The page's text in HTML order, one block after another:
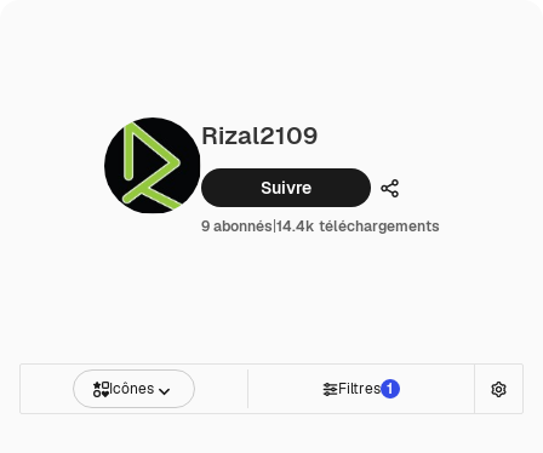
Rizal2109
Suivre Partager
9 abonnés|14.4k téléchargements
Icônes Filtres 1